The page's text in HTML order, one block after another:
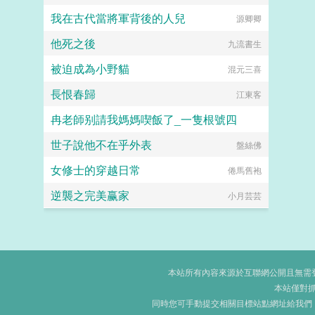
我在古代當將軍背後的人兒
源卿卿
他死之後 九流書生
被迫成為小野貓 混元三喜
長恨春歸 江東客
冉老師别請我媽媽喫飯了_一隻根號四
一隻根號四
世子說他不在乎外表 盤絲佛
女修士的穿越日常 倦馬舊袍
逆襲之完美赢家 小月芸芸
本站所有內容來源於互聯網公開且無
本站僅對
同時您可手動提交相關目標站點網址給我